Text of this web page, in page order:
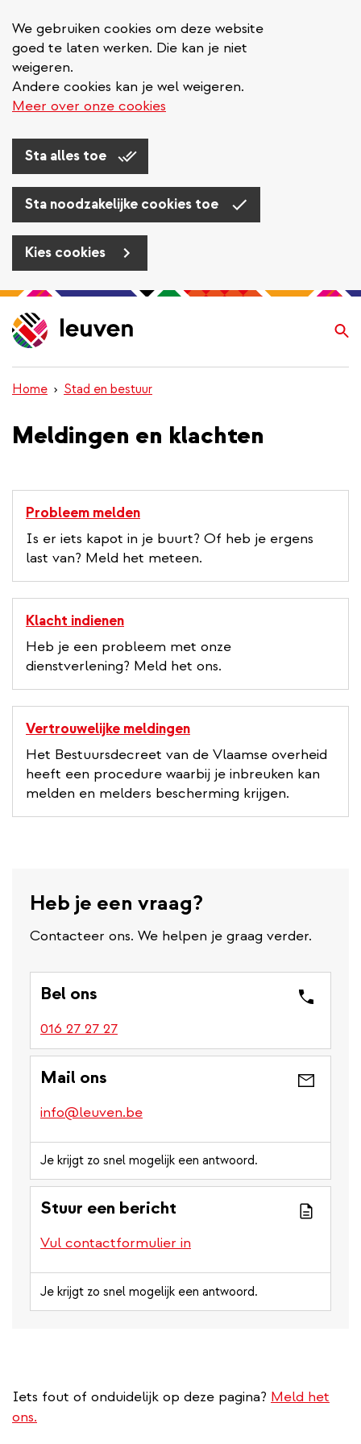
We gebruiken cookies om deze website
goed te laten werken. Die kan je niet
weigeren.
Andere cookies kan je wel weigeren.
Meer over onze cookies
Sta alles toe
Sta noodzakelijke cookies toe
Kies cookies
Overslaan
en
naar
inhoud
gaan
Home Stad en bestuur
Meldingen en klachten
Probleem melden
Is er iets kapot in je buurt? Of heb je ergens
last van? Meld het meteen.
Klacht indienen
Heb je een probleem met onze
dienstverlening? Meld het ons.
Vertrouwelijke meldingen
Het Bestuursdecreet van de Vlaamse overheid
heeft een procedure waarbij je inbreuken kan
melden en melders bescherming krijgen.
Heb je een vraag?
Contacteer ons. We helpen je graag verder.
Bel ons
016 27 27 27
Mail ons
info@leuven.be
Je krijgt zo snel mogelijk een antwoord.
Stuur een bericht
Vul contactformulier in
Je krijgt zo snel mogelijk een antwoord.
Iets fout of onduidelijk op deze pagina? Meld het
ons.